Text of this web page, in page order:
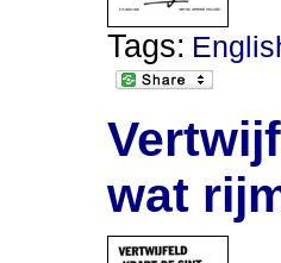
Tags:
wat